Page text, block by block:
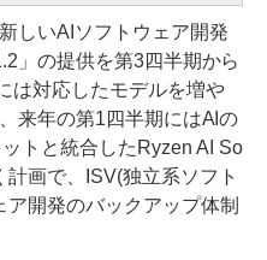
しいAIソフトウェア開発
」の提供を第3四半期から
は対応したモデルを増や
来年の第1四半期にはAIの
トと統合したRyzen AI So
画で、ISV(独立系ソフト
開発のバックアップ体制